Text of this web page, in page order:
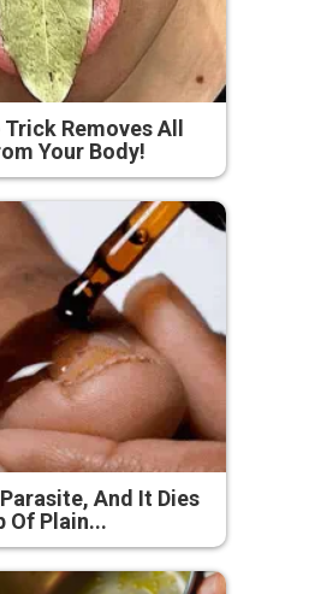
Removes All
Your Body!
And It Dies
Of Plain...